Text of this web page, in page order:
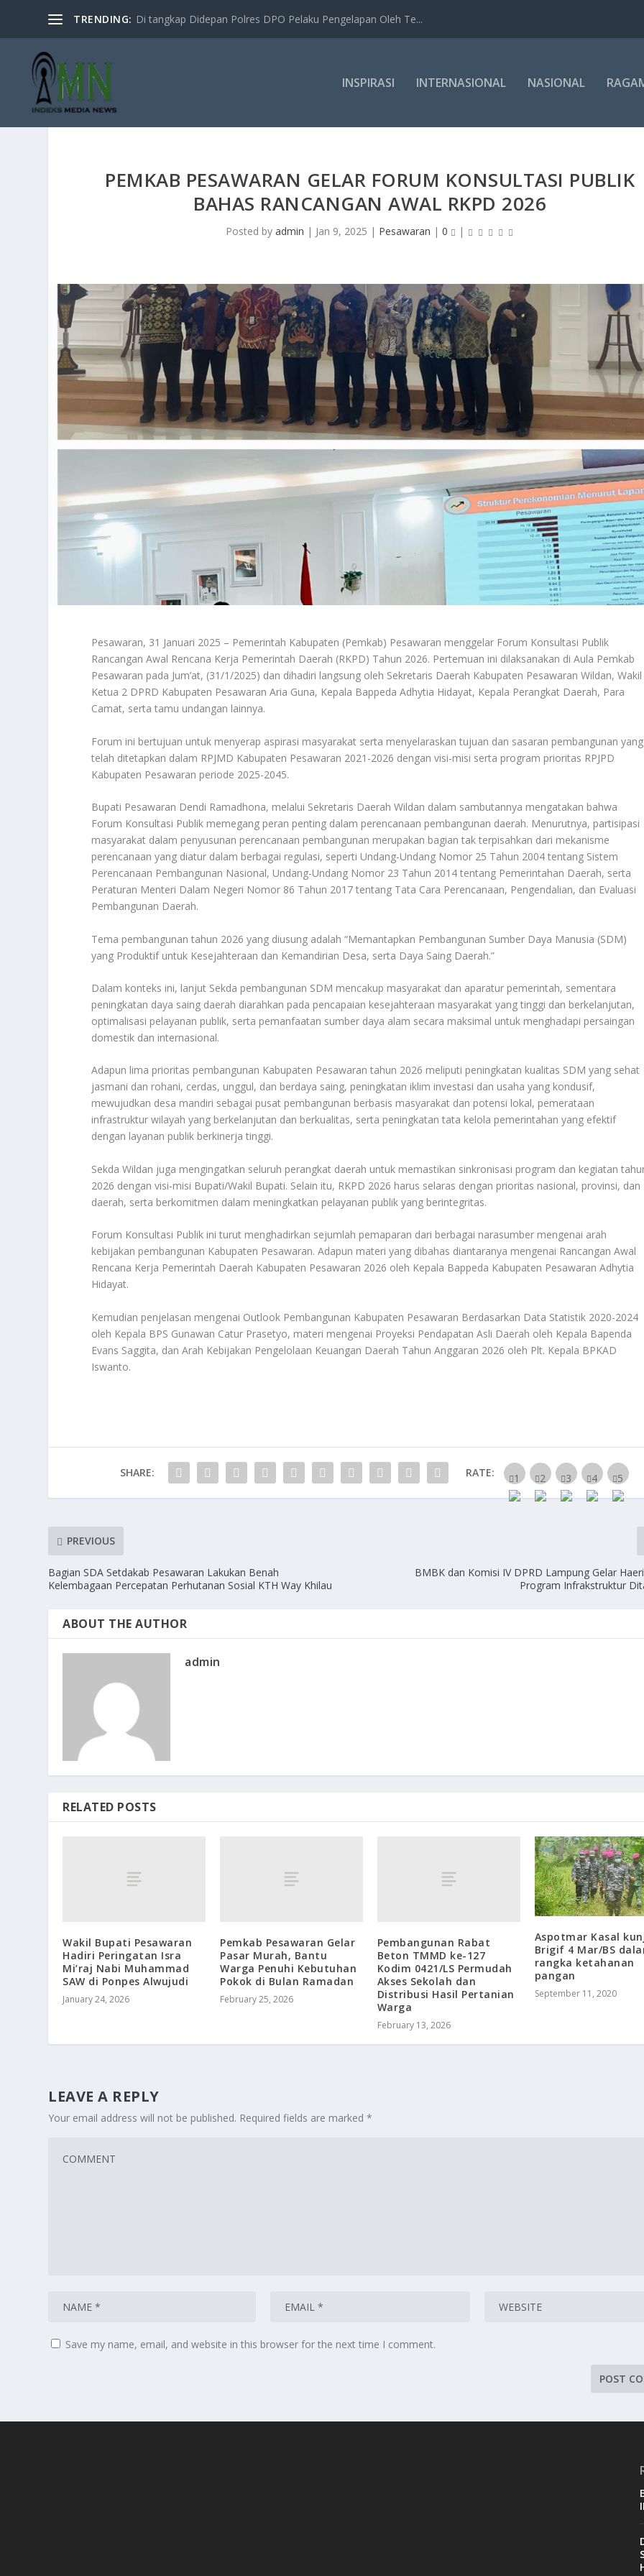
TRENDING: Di tangkap Didepan Polres DPO Pelaku Pengelapan Oleh Te...
INSPIRASI INTERNASIONAL NASIONAL
PEMKAB PESAWARAN GELAR FORUM KONSULTASI PUBLIK
BAHAS RANCANGAN AWAL RKPD 2026
Posted by admin | Jan 9, 2025 | Pesawaran | 0 |
Pesawaran, 31 Januari 2025 – Pemerintah Kabupaten (Pemkab) Pesawaran menggelar Forum Konsultasi Publik
Rancangan Awal Rencana Kerja Pemerintah Daerah (RKPD) Tahun 2026. Pertemuan ini dilaksanakan di Aula Pemkab
Pesawaran pada Jum’at, (31/1/2025) dan dihadiri langsung oleh Sekretaris Daerah Kabupaten Pesawaran Wildan, Wakil
Ketua 2 DPRD Kabupaten Pesawaran Aria Guna, Kepala Bappeda Adhytia Hidayat, Kepala Perangkat Daerah, Para
Camat, serta tamu undangan lainnya.
Forum ini bertujuan untuk menyerap aspirasi masyarakat serta menyelaraskan tujuan dan sasaran pembangunan yang
telah ditetapkan dalam RPJMD Kabupaten Pesawaran 2021-2026 dengan visi-misi serta program prioritas RPJPD
Kabupaten Pesawaran periode 2025-2045.
Bupati Pesawaran Dendi Ramadhona, melalui Sekretaris Daerah Wildan dalam sambutannya mengatakan bahwa
Forum Konsultasi Publik memegang peran penting dalam perencanaan pembangunan daerah. Menurutnya, partisipasi
masyarakat dalam penyusunan perencanaan pembangunan merupakan bagian tak terpisahkan dari mekanisme
perencanaan yang diatur dalam berbagai regulasi, seperti Undang-Undang Nomor 25 Tahun 2004 tentang Sistem
Perencanaan Pembangunan Nasional, Undang-Undang Nomor 23 Tahun 2014 tentang Pemerintahan Daerah, serta
Peraturan Menteri Dalam Negeri Nomor 86 Tahun 2017 tentang Tata Cara Perencanaan, Pengendalian, dan Evaluasi
Pembangunan Daerah.
Tema pembangunan tahun 2026 yang diusung adalah “Memantapkan Pembangunan Sumber Daya Manusia (SDM)
yang Produktif untuk Kesejahteraan dan Kemandirian Desa, serta Daya Saing Daerah.”
Dalam konteks ini, lanjut Sekda pembangunan SDM mencakup masyarakat dan aparatur pemerintah, sementara
peningkatan daya saing daerah diarahkan pada pencapaian kesejahteraan masyarakat yang tinggi dan berkelanjutan,
optimalisasi pelayanan publik, serta pemanfaatan sumber daya alam secara maksimal untuk menghadapi persaingan
domestik dan internasional.
Adapun lima prioritas pembangunan Kabupaten Pesawaran tahun 2026 meliputi peningkatan kualitas SDM yang sehat
jasmani dan rohani, cerdas, unggul, dan berdaya saing, peningkatan iklim investasi dan usaha yang kondusif,
mewujudkan desa mandiri sebagai pusat pembangunan berbasis masyarakat dan potensi lokal, pemerataan
infrastruktur wilayah yang berkelanjutan dan berkualitas, serta peningkatan tata kelola pemerintahan yang efektif
dengan layanan publik berkinerja tinggi.
Sekda Wildan juga mengingatkan seluruh perangkat daerah untuk memastikan sinkronisasi program dan kegiatan
2026 dengan visi-misi Bupati/Wakil Bupati. Selain itu, RKPD 2026 harus selaras dengan prioritas nasional, provinsi, dan
daerah, serta berkomitmen dalam meningkatkan pelayanan publik yang berintegritas.
Forum Konsultasi Publik ini turut menghadirkan sejumlah pemaparan dari berbagai narasumber mengenai arah
kebijakan pembangunan Kabupaten Pesawaran. Adapun materi yang dibahas diantaranya mengenai Rancangan Awal
Rencana Kerja Pemerintah Daerah Kabupaten Pesawaran 2026 oleh Kepala Bappeda Kabupaten Pesawaran Adhytia
Hidayat.
Kemudian penjelasan mengenai Outlook Pembangunan Kabupaten Pesawaran Berdasarkan Data Statistik 2020-2024
oleh Kepala BPS Gunawan Catur Prasetyo, materi mengenai Proyeksi Pendapatan Asli Daerah oleh Kepala Bapenda
Evans Saggita, dan Arah Kebijakan Pengelolaan Keuangan Daerah Tahun Anggaran 2026 oleh Plt. Kepala BPKAD
Iswanto.
SHARE: RATE:
PREVIOUS
Bagian SDA Setdakab Pesawaran Lakukan Benah
Kelembagaan Percepatan Perhutanan Sosial KTH Way Khilau
BMBK dan Komisi IV DPRD Lampung Gelar
Program Infrakstruktur
ABOUT THE AUTHOR
admin
RELATED POSTS
Wakil Bupati Pesawaran
Hadiri Peringatan Isra
Mi’raj Nabi Muhammad
SAW di Ponpes Alwujudi
January 24, 2026
Pemkab Pesawaran Gelar
Pasar Murah, Bantu
Warga Penuhi Kebutuhan
Pokok di Bulan Ramadan
February 25, 2026
Pembangunan Rabat
Beton TMMD ke-127
Kodim 0421/LS Permudah
Akses Sekolah dan
Distribusi Hasil Pertanian
Warga
February 13, 2026
Aspotmar Kasal
Brigif 4 Mar/BS
rangka ketahanan
pangan
September 11, 2020
LEAVE A REPLY
Your email address will not be published. Required fields are marked*
Save my name, email, and website in this browser for the next time I comment.